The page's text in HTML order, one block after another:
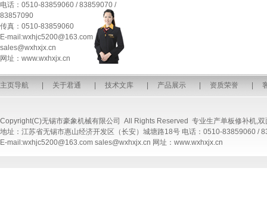
电话：0510-83859060 / 83859070 /
83857090
传真：0510-83859060
E-mail:wxhjc5200@163.com
sales@wxhxjx.cn
网址：www.wxhxjx.cn
主页导航 关于君通 技术文库 产品展示 资质荣誉
Copyright(C)无锡市豪象机械有限公司 All Rights Reserved 专业生产单板修补机,双
地址：江苏省无锡市惠山经济开发区（长安）城塘路18号 电话：0510-83859060
E-mail:wxhjc5200@163.com sales@wxhxjx.cn 网址：www.wxhxjx.cn